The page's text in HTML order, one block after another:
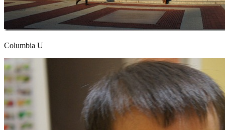
Columbia U